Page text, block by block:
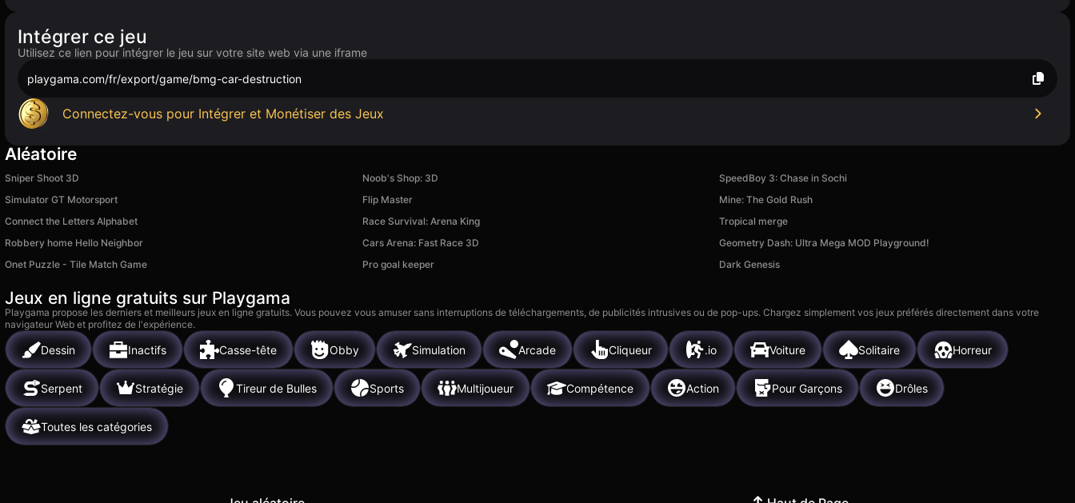
Intégrer ce jeu
Utilisez ce lien pour intégrer le jeu sur votre site web via une iframe
playgama.com/fr/export/game/bmg-car-destruction
Connectez-vous pour Intégrer et Monétiser des Jeux
Aléatoire
Sniper Shoot 3D Noob's Shop: 3D
SpeedBoy 3: Chase in Sochi
Simulator GT Motorsport
Flip Master
Mine: The Gold Rush
Connect the Letters Alphabet
Race Survival: Arena King
Tropical merge
Robbery home Hello Neighbor
Cars Arena: Fast Race 3D
Geometry Dash: Ultra Mega MOD Playground!
Onet Puzzle - Tile Match Game
Pro goal keeper Dark Genesis
Jeux en ligne gratuits sur Playgama
Playgama propose les derniers et meilleurs jeux en ligne gratuits. Vous pouvez vous amuser sans interruptions de téléchargements, de publicités intrusives ou de pop-ups. Chargez simplement vos jeux préférés directement dans votre
navigateur Web et profitez de l'expérience.
Dessin Inactifs Casse-tête Obby Simulation Arcade Cliqueur .io Voiture Solitaire Horreur
Serpent Stratégie Tireur de Bulles Sports Multijoueur Compétence Action Pour Garçons Drôles
Toutes les catégories